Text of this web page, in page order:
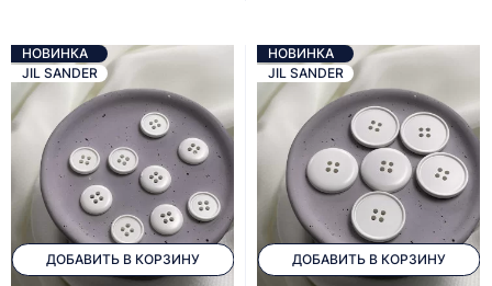
ДОБАВИТЬ В КОРЗИНУ
НОВИНКА
JIL SANDER
ДОБАВИТЬ В КОРЗИНУ
НОВИНКА
JIL SANDER